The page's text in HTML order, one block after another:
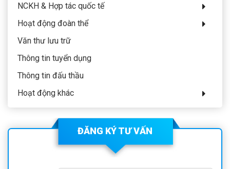
NCKH & Hợp tác quốc tế
Hoạt động đoàn thể
Văn thư lưu trữ
Thông tin tuyển dụng
Thông tin đấu thầu
Hoạt động khác
ĐĂNG KÝ TƯ VẤN